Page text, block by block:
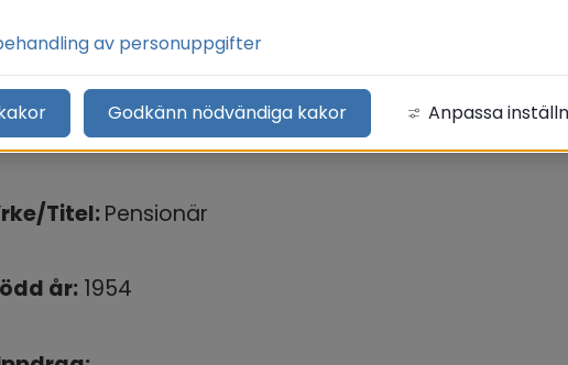
Telefon: 070-283 72 23
bo.wadstrom@politiker-hofors.se
Titel: Pensionär
år: 1954
av personuppgifter
Godkänn nödvändiga kakor Anpassa